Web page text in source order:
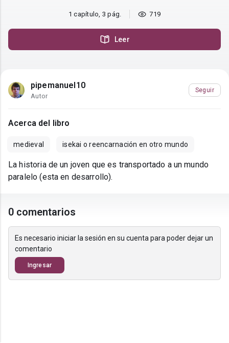
1 capítulo, 3 pág. 719
Leer
pipemanuel10
Autor
Seguir
Acerca del libro
medieval isekai o reencarnación en otro mundo
La historia de un joven que es transportado a un mundo
paralelo (esta en desarrollo).
0 comentarios
Es necesario iniciar la sesión en su cuenta para poder dejar un
comentario
Ingresar